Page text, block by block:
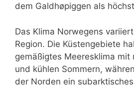
dem Galdhøpiggen als
Das Klima Norwegens
Region. Die Küstengebiete
gemäßigtes Meeresklima mit
und kühlen Sommern,
der Norden ein